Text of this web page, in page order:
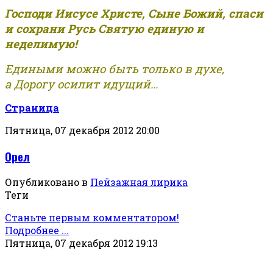
Господи Иисусе Христе, Сыне Божий, спаси
и сохрани Русь Святую единую и
неделимую!
Едиными можно быть только в духе,
а Дорогу осилит идущий...
Страница
Пятница, 07 декабря 2012 20:00
Орел
Опубликовано в Пейзажная лирика
Теги
Станьте первым комментатором!
Подробнее ...
Пятница, 07 декабря 2012 19:13